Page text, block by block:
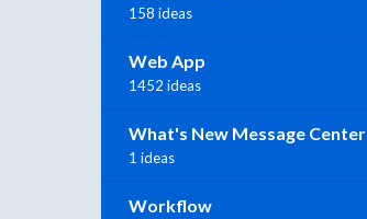
158 ideas
Web App
1452 ideas
What's New Message Center
1 ideas
Workflow